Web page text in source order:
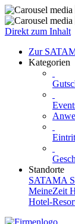
Direkt zum Inhalt
Zur
Kategorien
Standorte
SATAMA
MeineZeit
Hotel-